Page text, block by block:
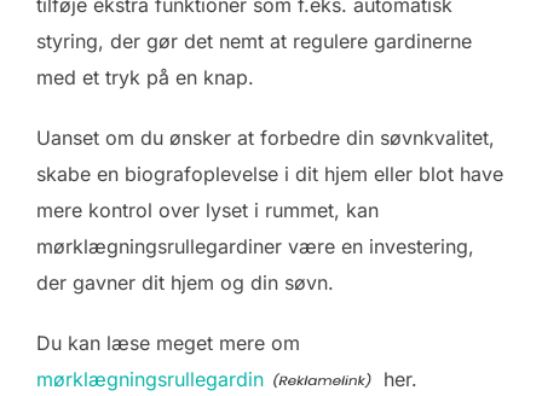
styring, der gør det nemt at regulere gardinerne
med et tryk på en knap.
Uanset om du ønsker at forbedre din søvnkvalitet,
skabe en biografoplevelse i dit hjem eller blot have
mere kontrol over lyset i rummet, kan
mørklægningsrullegardiner være en investering,
der gavner dit hjem og din søvn.
Du kan læse meget mere om
mørklægningsrullegardin
her.